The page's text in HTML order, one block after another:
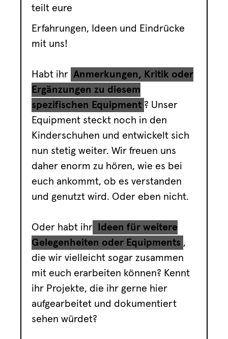
teilt eure
Erfahrungen, Ideen und Eindrücke
mit uns!
Habt ihr Anmerkungen, Kritik oder
Ergänzungen zu diesem
spezifischen Equipment ? Unser
Equipment steckt noch in den
Kinderschuhen und entwickelt sich
nun stetig weiter. Wir freuen uns
daher enorm zu hören, wie es bei
euch ankommt, ob es verstanden
und genutzt wird. Oder eben nicht.
Oder habt ihr
Ideen für weitere
Gelegenheiten oder Equipments ,
die wir vielleicht sogar zusammen
mit euch erarbeiten können? Kennt
ihr Projekte, die ihr gerne hier
aufgearbeitet und dokumentiert
sehen würdet?